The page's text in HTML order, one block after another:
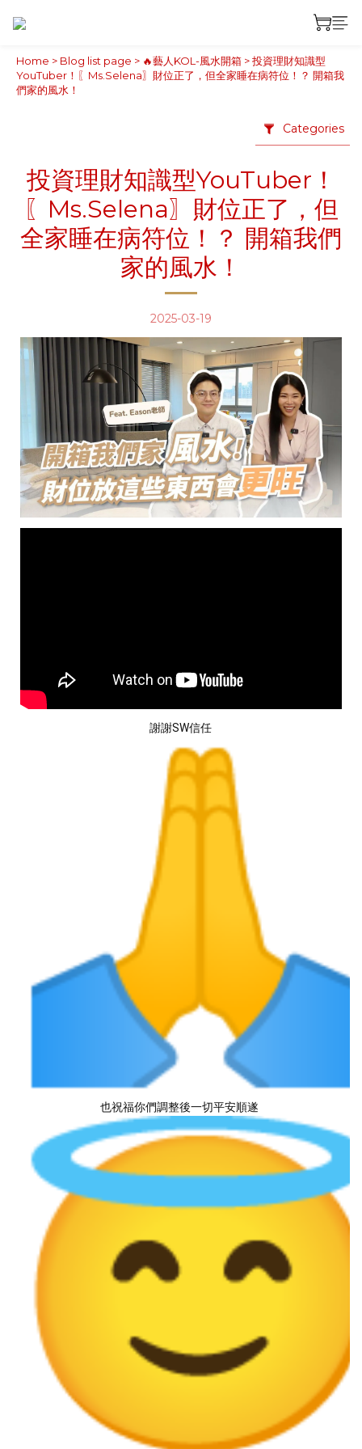
Home > Blog list page > 🔥藝人KOL-風水開箱 >投資理財知識型
YouTuber！〖Ms.Selena〗財位正了，但全家睡在病符位！？ 開箱我
們家的風水！
Categories
投資理財知識型YouTuber！
〖Ms.Selena〗財位正了，但
全家睡在病符位！？ 開箱我們
家的風水！
2025-03-19
謝謝SW信任
也祝福你們調整後一切平安順遂